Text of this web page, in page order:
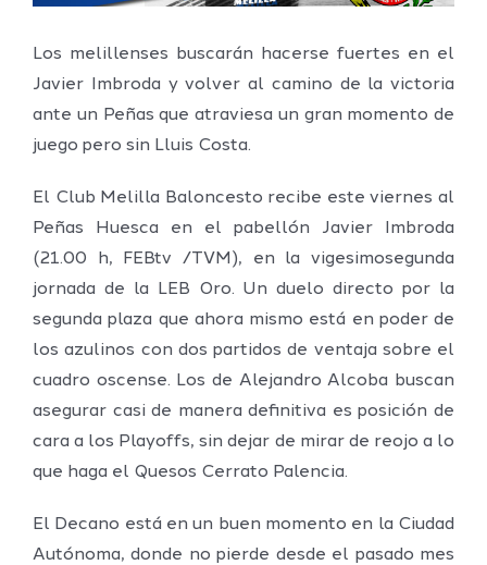
Los melillenses buscarán hacerse fuertes en el
Javier Imbroda y volver al camino de la victoria
ante un Peñas que atraviesa un gran momento de
juego pero sin Lluis Costa.
El Club Melilla Baloncesto recibe este viernes al
Peñas Huesca en el pabellón Javier Imbroda
(21.00 h, FEBtv /TVM), en la vigesimosegunda
jornada de la LEB Oro. Un duelo directo por la
segunda plaza que ahora mismo está en poder de
los azulinos con dos partidos de ventaja sobre el
cuadro oscense. Los de Alejandro Alcoba buscan
asegurar casi de manera definitiva es posición de
cara a los Playoffs, sin dejar de mirar de reojo a lo
que haga el Quesos Cerrato Palencia.
El Decano está en un buen momento en la Ciudad
Autónoma, donde no pierde desde el pasado mes